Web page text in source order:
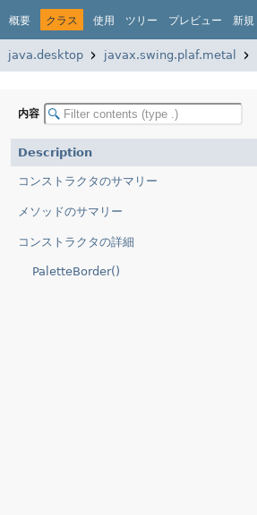
概要 クラス 使用 ツリー プレビュー 新規
java.desktop javax.swing.plaf.metal
内容
Description
コンストラクタのサマリー
メソッドのサマリー
コンストラクタの詳細
PaletteBorder()